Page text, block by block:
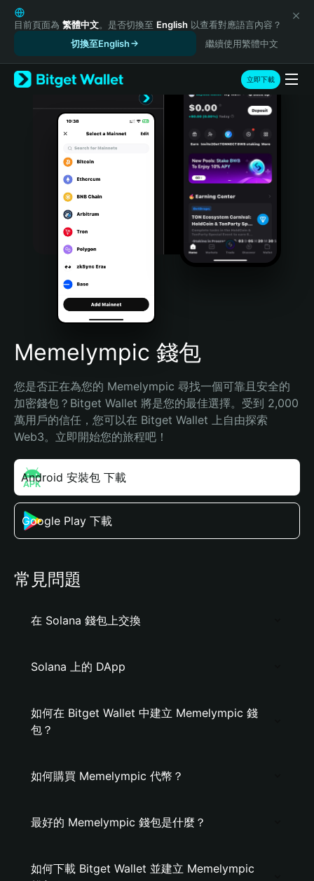
English
日本語
Русский
Español (Latinoamérica)
Türkçe
Português (Portugal)
Bahasa Indonesia
Português (Brasil)
Español (Argentina)
目前頁面為 繁體中文。是否切換至 English 以查看對應語言內容？
切換至English
繼續使用繁體中文
立即下載
Memelympic 錢包
您是否正在為您的 Memelympic 尋找一個可靠且安全的
加密錢包？Bitget Wallet 將是您的最佳選擇。受到 2,000
萬用戶的信任，您可以在 Bitget Wallet 上自由探索
Web3。立即開始您的旅程吧！
Android 安裝包 下載
Google Play 下載
常見問題
在 Solana 錢包上交換
Solana 上的 DApp
如何在 Bitget Wallet 中建立 Memelympic 錢
包？
如何購買 Memelympic 代幣？
最好的 Memelympic 錢包是什麼？
如何下載 Bitget Wallet 並建立 Memelympic